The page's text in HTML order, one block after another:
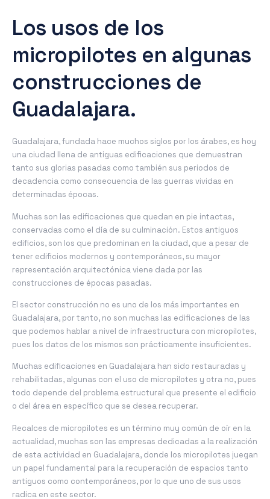
Los usos de los
micropilotes en algunas
construcciones de
Guadalajara.
Guadalajara, fundada hace muchos siglos por los árabes, es hoy
una ciudad llena de antiguas edificaciones que demuestran
tanto sus glorias pasadas como también sus periodos de
decadencia como consecuencia de las guerras vividas en
determinadas épocas.
Muchas son las edificaciones que quedan en pie intactas,
conservadas como el día de su culminación. Estos antiguos
edificios, son los que predominan en la ciudad, que a pesar de
tener edificios modernos y contemporáneos, su mayor
representación arquitectónica viene dada por las
construcciones de épocas pasadas.
El sector construcción no es uno de los más importantes en
Guadalajara, por tanto, no son muchas las edificaciones de las
que podemos hablar a nivel de infraestructura con micropilotes,
pues los datos de los mismos son prácticamente insuficientes.
Muchas edificaciones en Guadalajara han sido restauradas y
rehabilitadas, algunas con el uso de micropilotes y otra no, pues
todo depende del problema estructural que presente el edificio
o del área en específico que se desea recuperar.
Recalces de micropilotes es un término muy común de oír en la
actualidad, muchas son las empresas dedicadas a la realización
de esta actividad en Guadalajara, donde los micropilotes juegan
un papel fundamental para la recuperación de espacios tanto
antiguos como contemporáneos, por lo que uno de sus usos
radica en este sector.